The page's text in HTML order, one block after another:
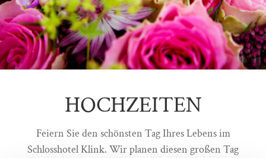
HOCHZEITEN
Feiern Sie den schönsten Tag Ihres Lebens im
Schlosshotel Klink. Wir planen diesen großen Tag